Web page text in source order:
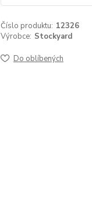
Číslo produktu: 12326
Výrobce: Stockyard
Do oblíbených